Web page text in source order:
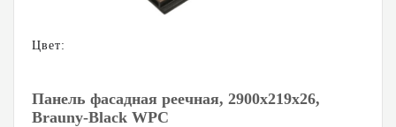
Цвет:
Панель фасадная реечная, 2900х219х26,
Brauny-Black WPC